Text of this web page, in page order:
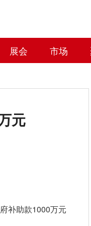
展会 市场
元
补助款1000万元